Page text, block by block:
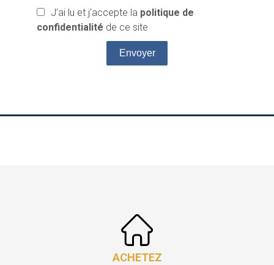
J’ai lu et j'accepte la politique de
confidentialité de ce site
Envoyer
ACHETEZ